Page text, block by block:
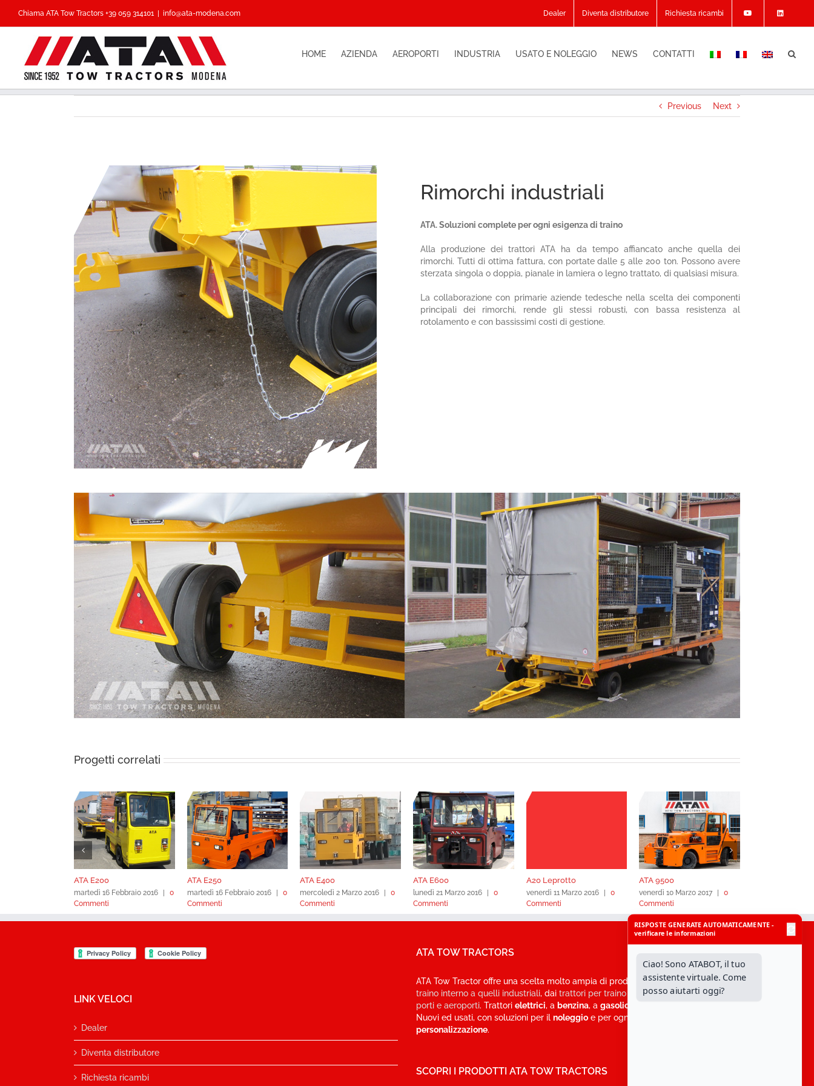
contenuto
Chiama ATA Tow Tractors +39 059 314101 info@ata-modena.com Dealer Diventa distributore Richiesta ricambi
HOME AZIENDA AEROPORTI INDUSTRIA USATO E NOLEGGIO NEWS CONTATTI
Previous Next
Rimorchi industriali
ATA. Soluzioni complete per ogni esigenza di traino
Alla produzione dei trattori ATA ha da tempo affiancato anche quella dei
rimorchi. Tutti di ottima fattura, con portate dalle 5 alle 200 ton. Possono avere
sterzata singola o doppia, pianale in lamiera o legno trattato, di qualsiasi misura.
La collaborazione con primarie aziende tedesche nella scelta dei componenti
principali dei rimorchi, rende gli stessi robusti, con bassa resistenza al
rotolamento e con bassissimi costi di gestione.
Progetti correlati
ATA E200
martedì 16 Febbraio 2016
0
Commenti
ATA E250
martedì 16 Febbraio 2016
0
Commenti
ATA E400
mercoledì 2 Marzo 2016
0
Commenti
ATA E600
lunedì 21 Marzo 2016
0
Commenti
A20 Leprotto
venerdì 11 Marzo 2016
0
Commenti
ATA 9500
venerdì 10 Marzo 2017
0
Commenti
LINK VELOCI
Dealer
Diventa distributore
Richiesta ricambi
ATA TOW TRACTORS
ATA Tow Tractor offre una scelta molto ampia di prodotti, si passa daitrattori per
traino interno a quelli industriali, dai trattori per traino bagagli e attrezzature in
porti e aeroporti. Trattori elettrici, a benzina, a gasolio
Nuovi ed usati, con soluzioni per il noleggio e per ogni richiesta di
personalizzazione.
SCOPRI I PRODOTTI ATA TOW TRACTORS